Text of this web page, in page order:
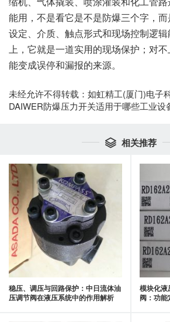
能用，不是看它是不是防爆三个字，
设定、介质、触点形式和现场控制逻
上，它就是一道实用的现场保护；对
能变成误停和漏报的来源。
未经允许不得转载： 如虹精工(厦门)电子
DAIWER防爆压力开关适用于哪些工业设
 相关推荐
稳压、调压与回路保护：中日流体油
压调节阀在液压系统中的作用解析
模块化
阀：功